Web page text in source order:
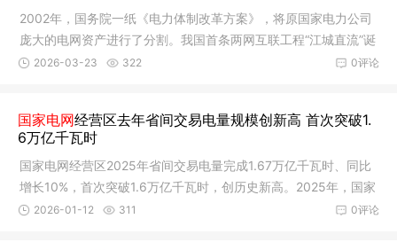
2002年，国务院一纸《电力体制改革方案》，将原国家电力公司
庞大的电网资产进行了分割。我国首条两网互联工程“江城直流”诞
生于
0评论
2026-03-23 322
国家电网经营区去年省间交易电量规模创新高 首次突破1.
6万亿千瓦时
国家电网经营区2025年省间交易电量完成1.67万亿千瓦时、同比
增长10%，首次突破1.6万亿千瓦时，创历史新高。2025年，国家
电网公司
0评论
2026-01-12 311